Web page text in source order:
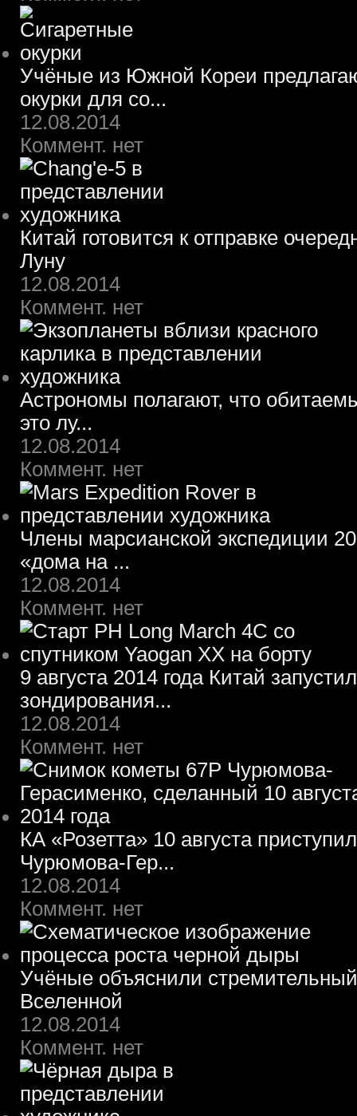
Учёные из Южной Кореи
окурки для со...
12.08.2014
Коммент. нет
Китай готовится к отправке
Луну
12.08.2014
Коммент. нет
Астрономы полагают, что
это лу...
12.08.2014
Коммент. нет
Члены марсианской экспедиции
«дома на ...
12.08.2014
Коммент. нет
9 августа 2014 года Китай
зондирования...
12.08.2014
Коммент. нет
КА «Розетта» 10 августа
Чурюмова-Гер...
12.08.2014
Коммент. нет
Учёные объяснили
Вселенной
12.08.2014
Коммент. нет